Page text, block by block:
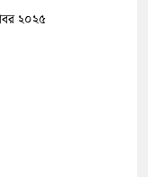
২০২৫